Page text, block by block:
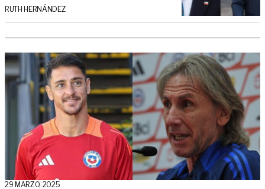
RUTH HERNÁNDEZ
29 MARZO, 2025